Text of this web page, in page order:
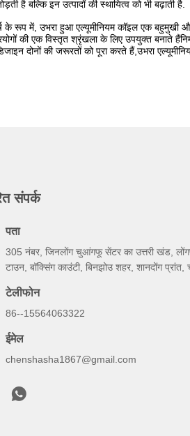
है बल्कि इन उत्पादों की स्थायित्व को भी बढ़ाती है.
के रूप में, उभरा हुआ एल्यूमीनियम कॉइल एक बहुमुखी
की एक विस्तृत श्रृंखला के लिए उपयुक्त बनाते
दोनों की जरूरतों को पूरा करते हैं,उभरा
संपर्क
पता
305 नंबर, जिनलोंग चुआंगफू सेंटर का उत्तरी खंड,
टाउन, बॉक्सिंग काउंटी, बिनझोउ शहर, शानदोंग प्रांत,
टेलीफोन
86--15564063322
ईमेल
chenshasha1867@gmail.com